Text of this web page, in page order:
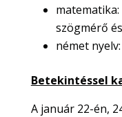
szögmérő
német
Betekintéssel
A január 22-én,